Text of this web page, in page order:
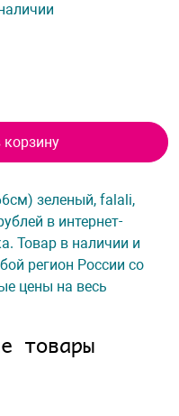
зеленый, falali,
в интернет-
Товар в наличии и
регион России со
цены на весь
товары